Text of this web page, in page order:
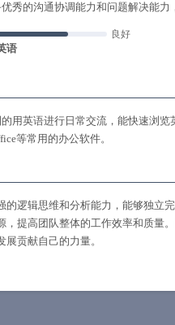
秀的沟通协调能力和问题解决能力
语
良好
用英语进行日常交流，能快速浏览
等常用的办公软件。
逻辑思维和分析能力，能够独立
提高团队整体的工作效率和质量
贡献自己的力量。